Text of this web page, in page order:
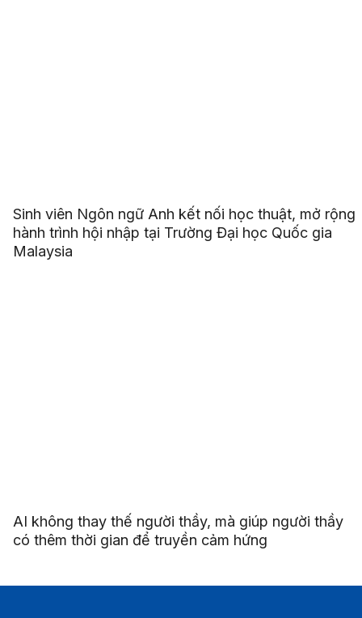
Sinh viên Ngôn ngữ Anh kết nối học thuật, mở rộng
hành trình hội nhập tại Trường Đại học Quốc gia
Malaysia
AI không thay thế người thầy, mà giúp người thầy
có thêm thời gian để truyền cảm hứng